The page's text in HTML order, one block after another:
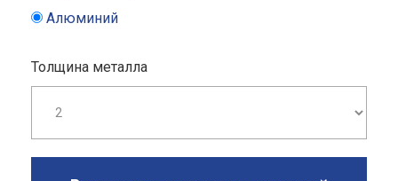
Алюминий
Толщина металла